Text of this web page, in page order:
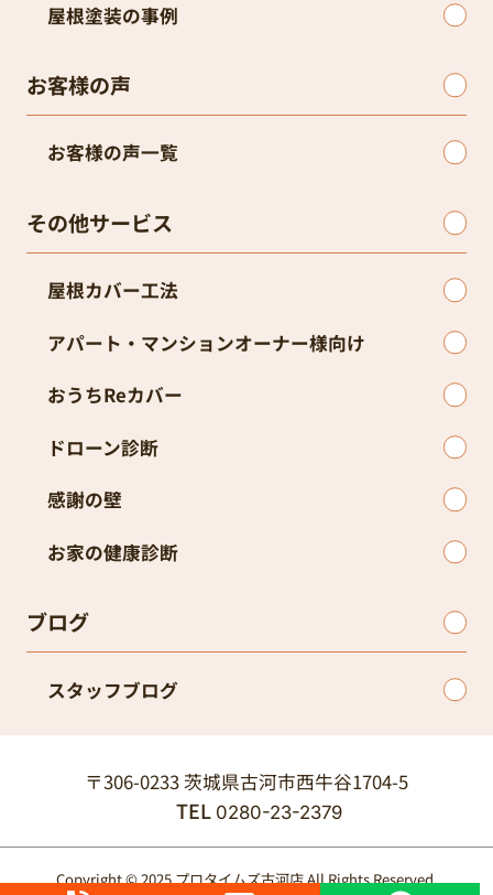
屋根塗装の事例
お客様の声
お客様の声一覧
その他サービス
屋根カバー工法
アパート・マンションオーナー様向け
おうちReカバー
ドローン診断
感謝の壁
お家の健康診断
ブログ
スタッフブログ
〒306-0233 茨城県古河市西牛谷1704-5
TEL 0280-23-2379
Copyright © 2025 プロタイムズ古河店 All Rights Reserved.